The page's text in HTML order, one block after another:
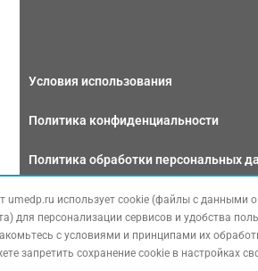
Условия использования
Политика конфиденциальности
Политика обработки персональных
Связаться с нами
umedp.ru использует cookie (файлы с данными
для персонализации сервисов и удобства
с условиями и принципами их
запретить сохранение cookie в настройках